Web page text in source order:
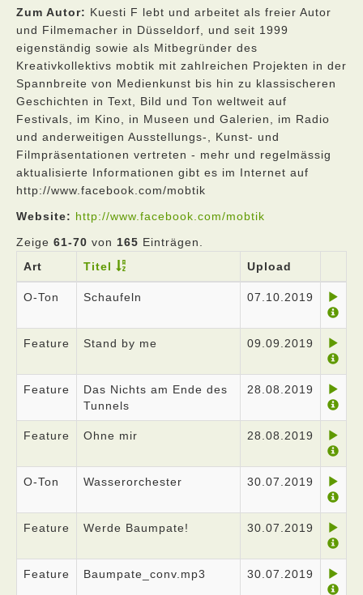
Zum Autor: Kuesti F lebt und arbeitet als freier Autor
und Filmemacher in Düsseldorf, und seit 1999
eigenständig sowie als Mitbegründer des
Kreativkollektivs mobtik mit zahlreichen Projekten in der
Spannbreite von Medienkunst bis hin zu klassischeren
Geschichten in Text, Bild und Ton weltweit auf
Festivals, im Kino, in Museen und Galerien, im Radio
und anderweitigen Ausstellungs-, Kunst- und
Filmpräsentationen vertreten - mehr und regelmässig
aktualisierte Informationen gibt es im Internet auf
http://www.facebook.com/mobtik
Website: http://www.facebook.com/mobtik
Zeige 61-70 von 165 Einträgen.
Art
Titel Upload
O-Ton Schaufeln 07.10.2019
Feature Stand by me 09.09.2019
Feature
Das Nichts am Ende des
Tunnels
28.08.2019
Feature Ohne mir 28.08.2019
O-Ton Wasserorchester 30.07.2019
Feature Werde Baumpate! 30.07.2019
Feature Baumpate_conv.mp3 30.07.2019